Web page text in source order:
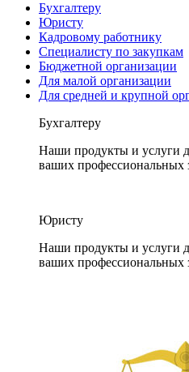
Бухгалтеру
Юристу
Кадровому работнику
Специалисту по закупкам
Бюджетной организации
Для малой организации
Для средней и крупной
Бухгалтеру
Наши продукты и услуги
ваших профессиональных
Юристу
Наши продукты и услуги
ваших профессиональных